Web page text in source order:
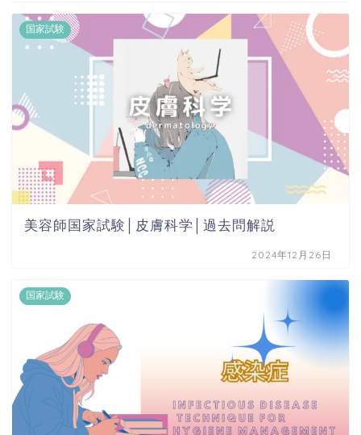
国家試験
美容師国家試験│皮膚科学│過去問解説
2024年12月26日
国家試験